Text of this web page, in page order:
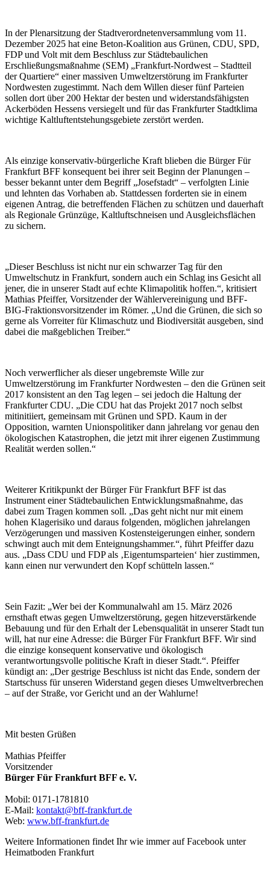
In der Plenarsitzung der Stadtverordnetenversammlung vom 11.
Dezember 2025 hat eine Beton-Koalition aus Grünen, CDU, SPD,
FDP und Volt mit dem Beschluss zur Städtebaulichen
Erschließungsmaßnahme (SEM) „Frankfurt-Nordwest – Stadtteil
der Quartiere“ einer massiven Umweltzerstörung im Frankfurter
Nordwesten zugestimmt. Nach dem Willen dieser fünf Parteien
sollen dort über 200 Hektar der besten und widerstandsfähigsten
Ackerböden Hessens versiegelt und für das Frankfurter Stadtklima
wichtige Kaltluftentstehungsgebiete zerstört werden.
Als einzige konservativ-bürgerliche Kraft blieben die Bürger Für
Frankfurt BFF konsequent bei ihrer seit Beginn der Planungen –
besser bekannt unter dem Begriff „Josefstadt“ – verfolgten Linie
und lehnten das Vorhaben ab. Stattdessen forderten sie in einem
eigenen Antrag, die betreffenden Flächen zu schützen und dauerhaft
als Regionale Grünzüge, Kaltluftschneisen und Ausgleichsflächen
zu sichern.
„Dieser Beschluss ist nicht nur ein schwarzer Tag für den
Umweltschutz in Frankfurt, sondern auch ein Schlag ins Gesicht all
jener, die in unserer Stadt auf echte Klimapolitik hoffen.“, kritisiert
Mathias Pfeiffer, Vorsitzender der Wählervereinigung und BFF-
BIG-Fraktionsvorsitzender im Römer. „Und die Grünen, die sich so
gerne als Vorreiter für Klimaschutz und Biodiversität ausgeben, sind
dabei die maßgeblichen Treiber.“
Noch verwerflicher als dieser ungebremste Wille zur
Umweltzerstörung im Frankfurter Nordwesten – den die Grünen seit
2017 konsistent an den Tag legen – sei jedoch die Haltung der
Frankfurter CDU. „Die CDU hat das Projekt 2017 noch selbst
mitinitiiert, gemeinsam mit Grünen und SPD. Kaum in der
Opposition, warnten Unionspolitiker dann jahrelang vor genau den
ökologischen Katastrophen, die jetzt mit ihrer eigenen Zustimmung
Realität werden sollen.“
Weiterer Kritikpunkt der Bürger Für Frankfurt BFF ist das
Instrument einer Städtebaulichen Entwicklungsmaßnahme, das
dabei zum Tragen kommen soll. „Das geht nicht nur mit einem
hohen Klagerisiko und daraus folgenden, möglichen jahrelangen
Verzögerungen und massiven Kostensteigerungen einher, sondern
schwingt auch mit dem Enteignungshammer.“, führt Pfeiffer dazu
aus. „Dass CDU und FDP als ‚Eigentumsparteien‘ hier zustimmen,
kann einen nur verwundert den Kopf schütteln lassen.“
Sein Fazit: „Wer bei der Kommunalwahl am 15. März 2026
ernsthaft etwas gegen Umweltzerstörung, gegen hitzeverstärkende
Bebauung und für den Erhalt der Lebensqualität in unserer Stadt tun
will, hat nur eine Adresse: die Bürger Für Frankfurt BFF. Wir sind
die einzige konsequent konservative und ökologisch
verantwortungsvolle politische Kraft in dieser Stadt.“. Pfeiffer
kündigt an: „Der gestrige Beschluss ist nicht das Ende, sondern der
Startschuss für unseren Widerstand gegen dieses Umweltverbrechen
– auf der Straße, vor Gericht und an der Wahlurne!
Mit besten Grüßen
Mathias Pfeiffer
Vorsitzender
Bürger Für Frankfurt BFF e. V.
Mobil: 0171-1781810
E-Mail: kontakt@bff-frankfurt.de
Web: www.bff-frankfurt.de
Weitere Informationen findet Ihr wie immer auf Facebook unter
Heimatboden Frankfurt